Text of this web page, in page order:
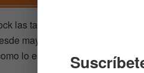
las tarifas de transacción
mayo de este año, esto ha
lo es Solana.